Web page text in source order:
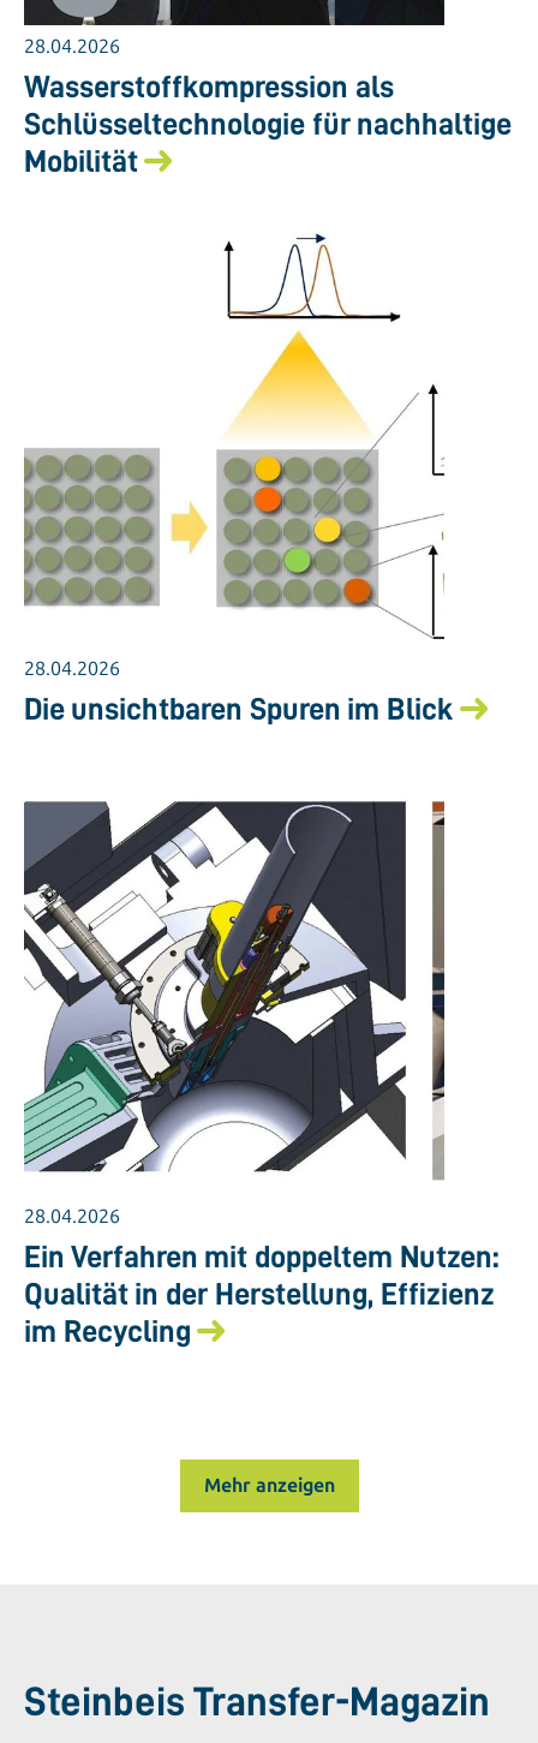
28.04.2026
Wasserstoffkompression als
Schlüsseltechnologie für nachhaltige
Mobilität
28.04.2026
Die unsichtbaren Spuren im Blick
28.04.2026
Ein Verfahren mit doppeltem Nutzen:
Qualität in der Herstellung, Effizienz
im Recycling
Mehr anzeigen
Steinbeis Transfer-Magazin